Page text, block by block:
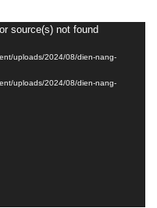
source(s) not found
uploads/2024/08/dien-nang-
uploads/2024/08/dien-nang-